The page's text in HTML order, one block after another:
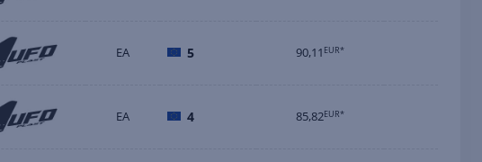
EA 5 90,11 EUR*
EA 4 85,82EUR*